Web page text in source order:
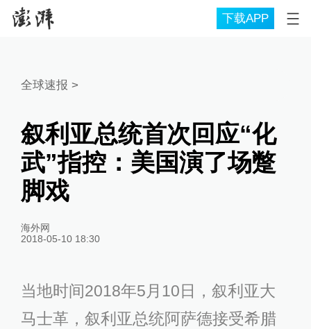
下载APP
全球速报 >
叙利亚总统首次回应“化
武”指控：美国演了场蹩
脚戏
海外网
2018-05-10 18:30
当地时间2018年5月10日，叙利亚大
马士革，叙利亚总统阿萨德接受希腊